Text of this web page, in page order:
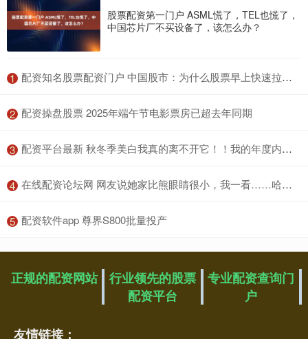
股票配资第一门户 ASML慌了，TEL也慌了，
中国芯片厂不买设备了，该怎么办？
1 ​配资知名股票配资门户 中国股市：为什么股票早上快速拉高然后慢慢下跌？看完涨知识了
2 ​配资操盘股票 2025年端午节电影票房已超去年同期
3 ​配资平台最新 秋冬季美白我真的离不开它！！我的年度内服好物！
4 ​在线配资论坛网 网友说她家比熊眼睛很小，我一看……哈哈哈哈！
5 ​配资软件app 尊界S800批量投产
正规的配资网站
行业领先的股票
配资平台
专业配资查询门
户
友情链接：